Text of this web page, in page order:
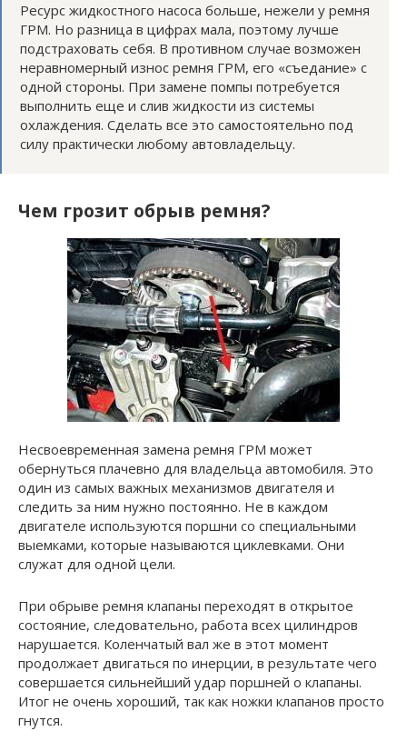
Ресурс жидкостного насоса больше, нежели у ремня
ГРМ. Но разница в цифрах мала, поэтому лучше
подстраховать себя. В противном случае возможен
неравномерный износ ремня ГРМ, его «съедание» с
одной стороны. При замене помпы потребуется
выполнить еще и слив жидкости из системы
охлаждения. Сделать все это самостоятельно под
силу практически любому автовладельцу.
Чем грозит обрыв ремня?
Несвоевременная замена ремня ГРМ может
обернуться плачевно для владельца автомобиля. Это
один из самых важных механизмов двигателя и
следить за ним нужно постоянно. Не в каждом
двигателе используются поршни со специальными
выемками, которые называются циклевками. Они
служат для одной цели.
При обрыве ремня клапаны переходят в открытое
состояние, следовательно, работа всех цилиндров
нарушается. Коленчатый вал же в этот момент
продолжает двигаться по инерции, в результате чего
совершается сильнейший удар поршней о клапаны.
Итог не очень хороший, так как ножки клапанов просто
гнутся.